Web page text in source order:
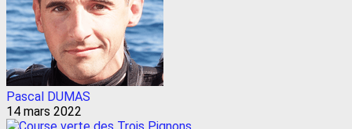
Pascal DUMAS
14 mars 2022